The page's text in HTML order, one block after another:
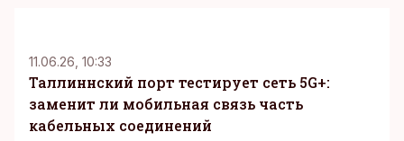
11.06.26, 10:33
Таллиннский порт тестирует сеть 5G+:
заменит ли мобильная связь часть
кабельных соединений